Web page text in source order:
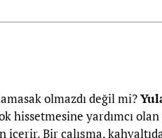
olmazdı değil mi?
hissetmesine yardımcı
içerir. Bir çalışma,